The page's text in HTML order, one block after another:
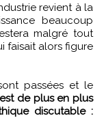
revient à la
beaucoup
malgré tout
faisait alors figure
passées et le
de plus en plus
discutable :